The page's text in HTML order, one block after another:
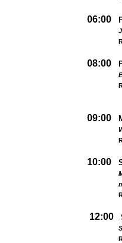
06:00
08:00
09:00
10:00
12:00